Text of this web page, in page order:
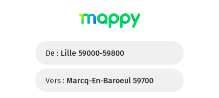
De : Lille 59000-59800
Vers : Marcq-En-Baroeul 59700